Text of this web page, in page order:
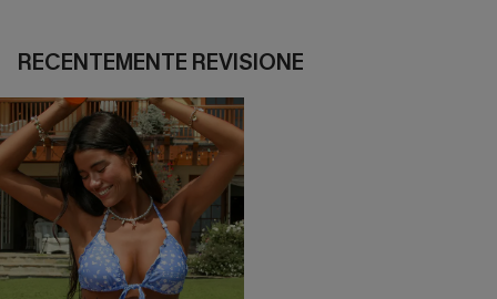
RECENTEMENTE REVISIONE